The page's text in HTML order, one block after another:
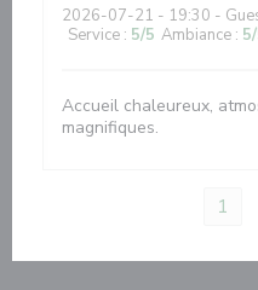
2026-07-21 - 19:30 -
Service : 5/5 Ambiance : 5
Accueil chaleureux,
magnifiques.
1